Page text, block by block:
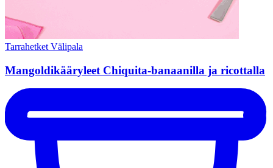
Tarrahetket Välipala
Mangoldikääryleet Chiquita-banaanilla ja ricottalla